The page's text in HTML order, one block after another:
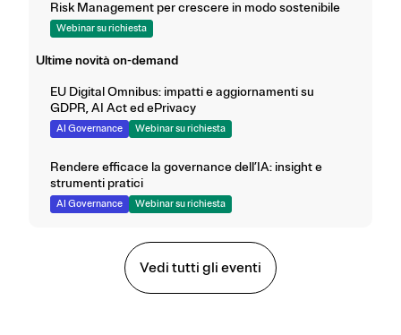
Risk Management per crescere in modo sostenibile
Webinar su richiesta
Ultime novità on-demand
EU Digital Omnibus: impatti e aggiornamenti su
GDPR, AI Act ed ePrivacy
AI Governance Webinar su richiesta
Rendere efficace la governance dell’IA: insight e
strumenti pratici
AI Governance Webinar su richiesta
Vedi tutti gli eventi